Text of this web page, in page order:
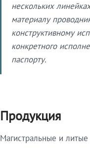
нескольких
материалу
конструктивному
конкретного
паспорту.
Продукция
Магистральные и